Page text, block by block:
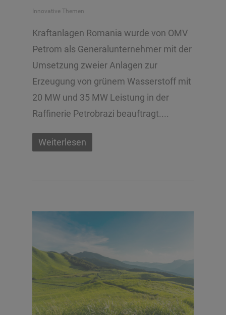
Innovative Themen
Kraftanlagen Romania wurde von OMV
Petrom als Generalunternehmer mit der
Umsetzung zweier Anlagen zur
Erzeugung von grünem Wasserstoff mit
20 MW und 35 MW Leistung in der
Raffinerie Petrobrazi beauftragt....
Weiterlesen